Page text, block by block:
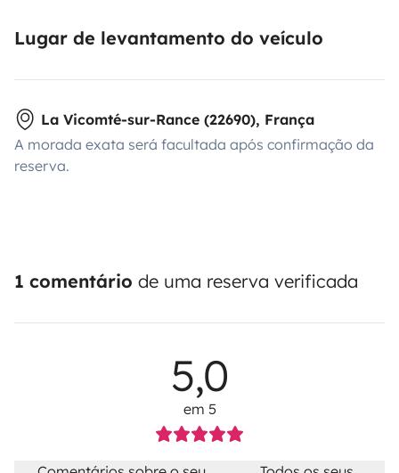
Lugar de levantamento do veículo
La Vicomté-sur-Rance (22690), França
A morada exata será facultada após confirmação da
reserva.
1 comentário de uma reserva verificada
5,0
em 5